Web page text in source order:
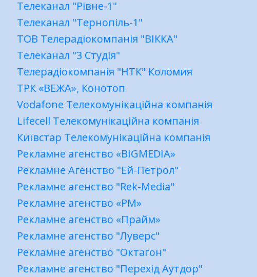
Телеканал "Рівне-1"
Телеканал "Тернопіль-1"
ТОВ Телерадіокомпанія "ВІККА"
Телеканал "3 Студія"
Телерадіокомпанія "НТК" Коломия
ТРК «ВЕЖА», Конотоп
Vodafone Телекомунікаційна компанія
Lifecell Телекомунікаційна компанія
Київстар Телекомунікаційна компанія
Рекламне агенство «BIGMEDIA»
Рекламне Агенство "Ей-Петрол"
Рекламне агенство "Rek-Media"
Рекламне агенство «РМ»
Рекламне агенство «Прайм»
Рекламне агенство "Луверс"
Рекламне агенство "Октагон"
Рекламне агенство "Перехід Аутдор"